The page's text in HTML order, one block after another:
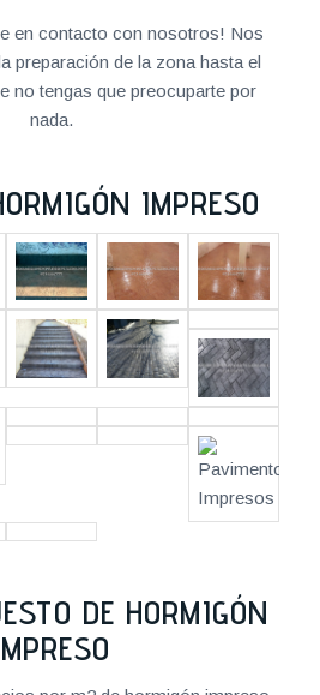
en contacto con nosotros! Nos
preparación de la zona hasta el
no tengas que preocuparte por
nada.
IMPRESO
DE HORMIGÓN